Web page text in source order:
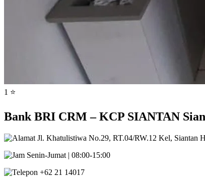
1 ⭐
Bank BRI CRM – KCP SIANTAN
Jl. Khatulistiwa No.29, RT.04/RW.12 Kel, Siantan
Senin-Jumat | 08:00-15:00
+62 21 14017